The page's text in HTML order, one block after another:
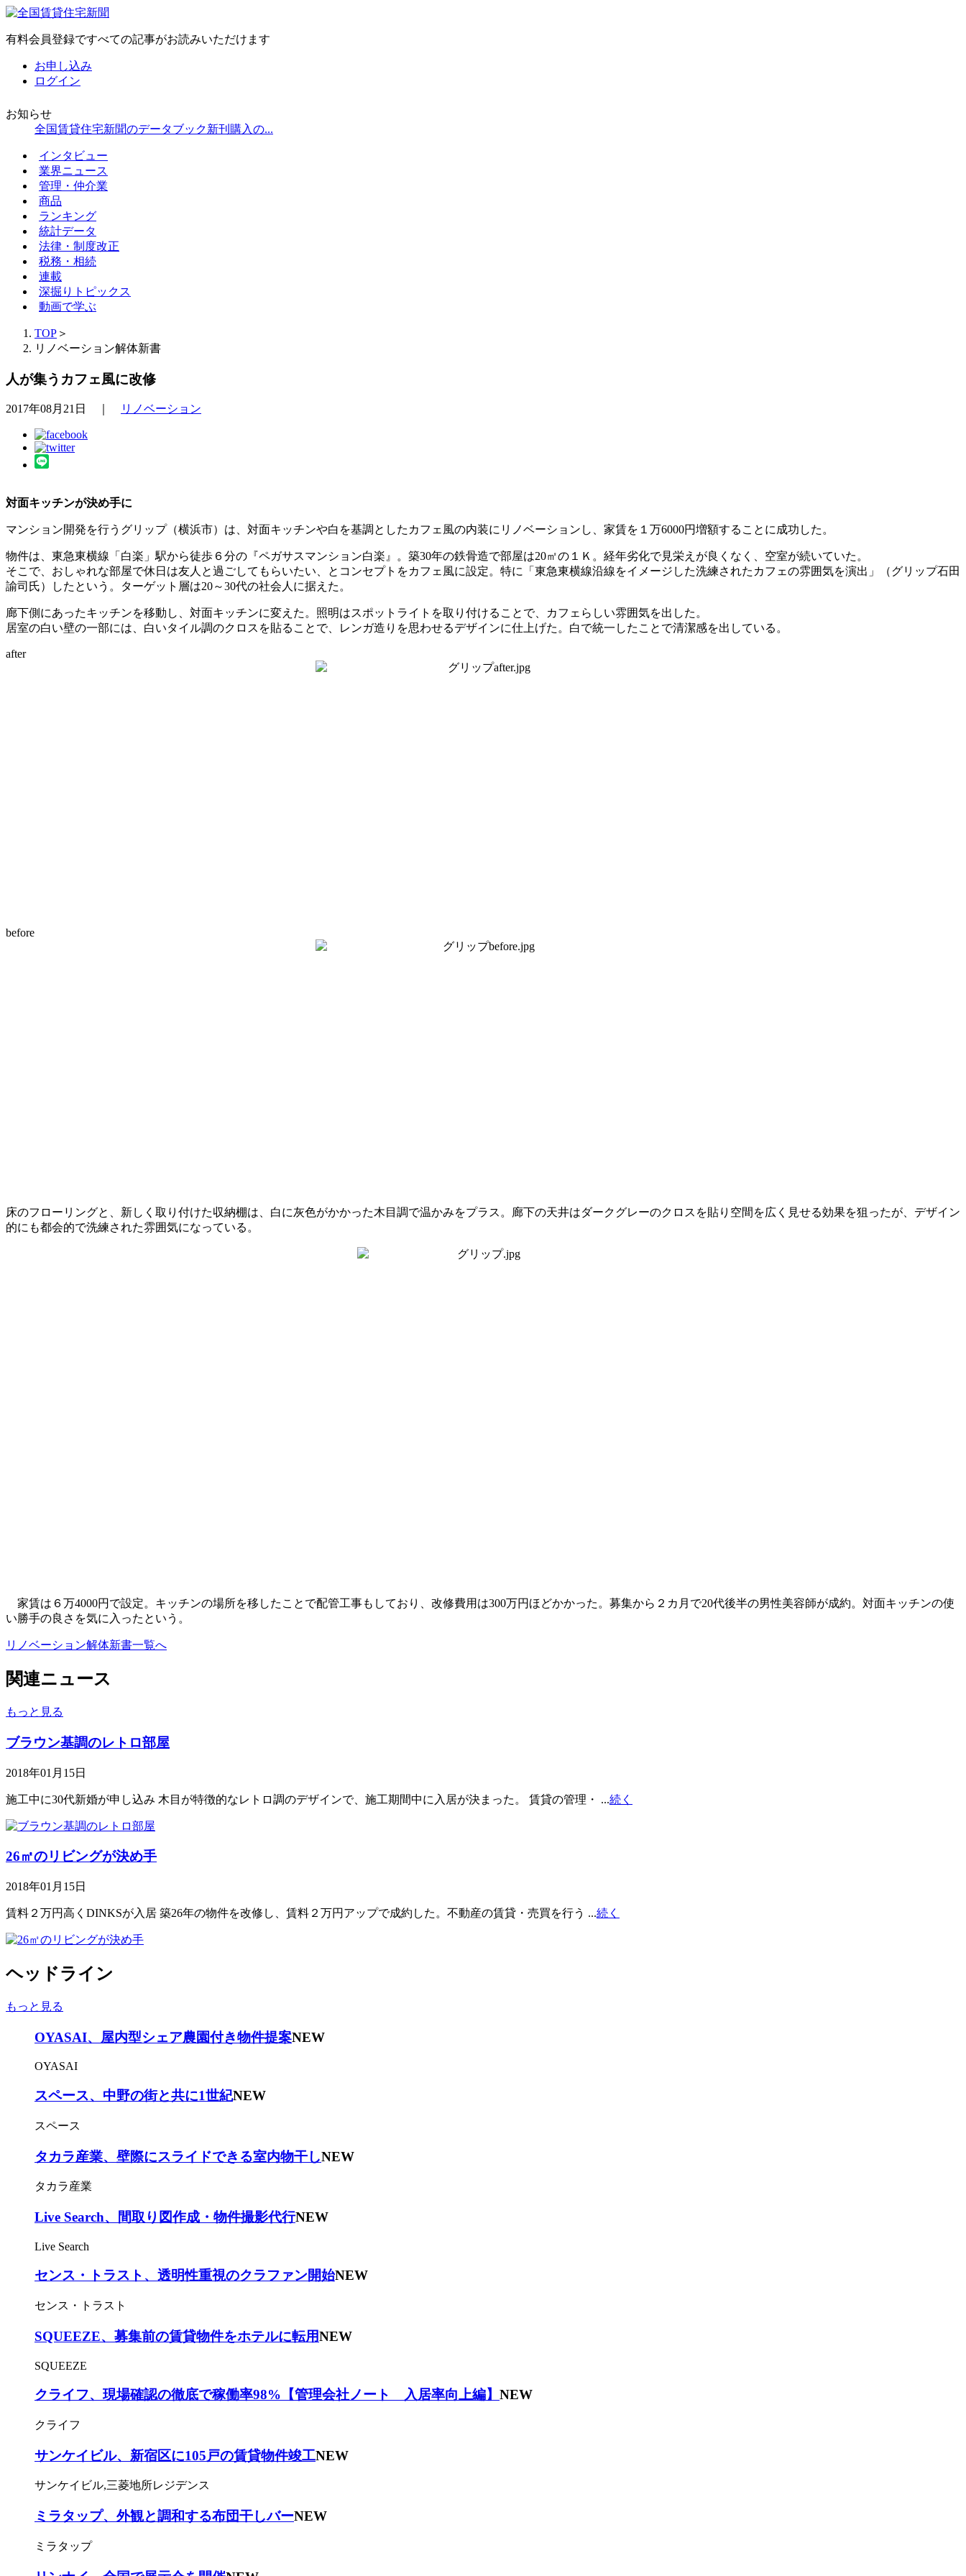
有料会員登録ですべての記事がお読みいただけます
お申し込み
ログイン
お知らせ
全国賃貸住宅新聞のデータブック新刊購入の...
インタビュー
業界ニュース
管理・仲介業
商品
ランキング
統計データ
法律・制度改正
税務・相続
連載
深掘りトピックス
動画で学ぶ
TOP ＞
リノベーション解体新書
人が集うカフェ風に改修
2017年08月21日 ｜ リノベーション
対面キッチンが決め手に
マンション開発を行うグリップ（横浜市）は、対面キッチンや白を基調としたカフェ風の内装にリノベーションし、家賃を１万6000円増額することに成功した。
物件は、東急東横線「白楽」駅から徒歩６分の『ペガサスマンション白楽』。築30年の鉄骨造で部屋は20㎡の１Ｋ。経年劣化で見栄えが良くなく、空室が続いていた。
そこで、おしゃれな部屋で休日は友人と過ごしてもらいたい、とコンセプトをカフェ風に設定。特に「東急東横線沿線をイメージした洗練されたカフェの雰囲気を演出」（グリップ石田
諭司氏）したという。ターゲット層は20～30代の社会人に据えた。
廊下側にあったキッチンを移動し、対面キッチンに変えた。照明はスポットライトを取り付けることで、カフェらしい雰囲気を出した。
居室の白い壁の一部には、白いタイル調のクロスを貼ることで、レンガ造りを思わせるデザインに仕上げた。白で統一したことで清潔感を出している。
after
before
床のフローリングと、新しく取り付けた収納棚は、白に灰色がかかった木目調で温かみをプラス。廊下の天井はダークグレーのクロスを貼り空間を広く見せる効果を狙ったが、デザイン
的にも都会的で洗練された雰囲気になっている。
家賃は６万4000円で設定。キッチンの場所を移したことで配管工事もしており、改修費用は300万円ほどかかった。募集から２カ月で20代後半の男性美容師が成約。対面キッチンの使
い勝手の良さを気に入ったという。
リノベーション解体新書一覧へ
関連ニュース
もっと見る
ブラウン基調のレトロ部屋
2018年01月15日
施工中に30代新婚が申し込み 木目が特徴的なレトロ調のデザインで、施工期間中に入居が決まった。 賃貸の管理・ ...続く
26㎡のリビングが決め手
2018年01月15日
賃料２万円高くDINKSが入居 築26年の物件を改修し、賃料２万円アップで成約した。不動産の賃貸・売買を行う ...続く
ヘッドライン
もっと見る
OYASAI、屋内型シェア農園付き物件提案NEW
OYASAI
スペース、中野の街と共に1世紀NEW
スペース
タカラ産業、壁際にスライドできる室内物干しNEW
タカラ産業
Live Search、間取り図作成・物件撮影代行NEW
Live Search
センス・トラスト、透明性重視のクラファン開始NEW
センス・トラスト
SQUEEZE、募集前の賃貸物件をホテルに転用NEW
SQUEEZE
クライフ、現場確認の徹底で稼働率98%【管理会社ノート 入居率向上編】 NEW
クライフ
サンケイビル、新宿区に105戸の賃貸物件竣工NEW
サンケイビル,三菱地所レジデンス
ミラタップ、外観と調和する布団干しバーNEW
ミラタップ